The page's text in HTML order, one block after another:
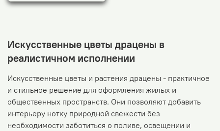
Искусственные цветы драцены в
реалистичном исполнении
Искусственные цветы и растения драцены - практичное
и стильное решение для оформления жилых и
общественных пространств. Они позволяют добавить
интерьеру нотку природной свежести без
необходимости заботиться о поливе, освещении и